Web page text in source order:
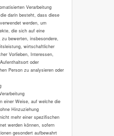
Verarbeitung
darin besteht, dass diese
werden, um
die sich auf eine
bewerten, insbesondere,
wirtschaftlicher
Vorlieben, Interessen,
oder
Person zu analysieren oder
einer Weise, auf welche die
Hinzuziehung
mehr einer spezifischen
werden können, sofern
gesondert aufbewahrt